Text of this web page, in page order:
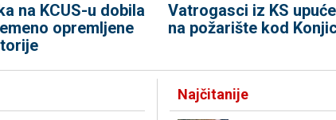
na KCUS-u dobila
opremljene
Vatrogasci iz KS
na požarište kod
Najčitanije